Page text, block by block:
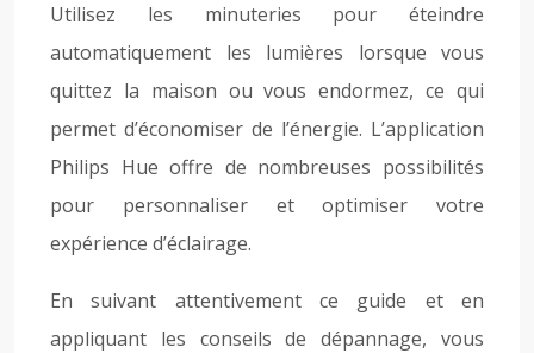
Utilisez les minuteries pour éteindre
automatiquement les lumières lorsque vous
quittez la maison ou vous endormez, ce qui
permet d’économiser de l’énergie. L’application
Philips Hue offre de nombreuses possibilités
pour personnaliser et optimiser votre
expérience d’éclairage.
En suivant attentivement ce guide et en
appliquant les conseils de dépannage, vous